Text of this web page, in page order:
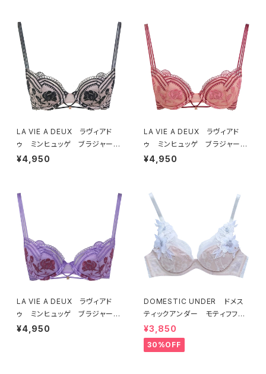
LA VIE A DEUX ラヴィアド
ゥ ミンヒュッゲ ブラジャー
（ブラック）BRA BLACK 2249
¥4,950
LA VIE A DEUX ラヴィアド
ゥ ミンヒュッゲ ブラジャー
（ヒュッゲオレンジ）BRA HYGG
¥4,950
LA VIE A DEUX ラヴィアド
ゥ ミンヒュッゲ ブラジャー
（ライラック）BRA LILAC 2249
¥4,950
DOMESTIC UNDER ドメス
ティックアンダー モティフフル
ール ブラジャー（オフホワイ
ト）D2255
¥3,850
30%OFF